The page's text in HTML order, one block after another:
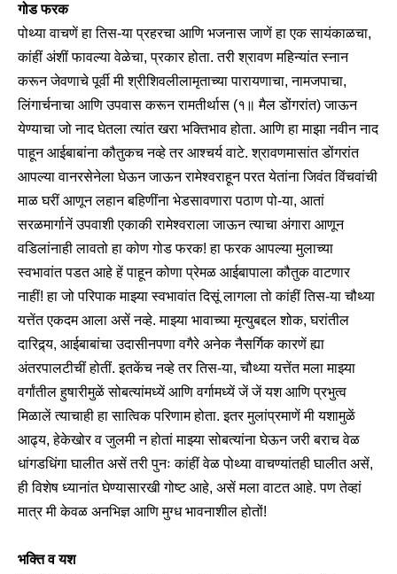
गोड फरक
पोथ्या वाचणें हा तिस-या प्रहरचा आणि भजनास जाणें हा एक सायंकाळचा,
कांहीं अंशीं फावल्या वेळेचा, प्रकार होता. तरी श्रावण महिन्यांत स्नान
करून जेवणाचे पूर्वी मी श्रीशिवलीलामृताच्या पारायणाचा, नामजपाचा,
लिंगार्चनाचा आणि उपवास करून रामतीर्थास (१॥ मैल डोंगरांत) जाऊन
येण्याचा जो नाद घेतला त्यांत खरा भक्तिभाव होता. आणि हा माझा नवीन नाद
पाहून आईबाबांना कौतुकच नव्हे तर आश्चर्य वाटे. श्रावणमासांत डोंगरांत
आपल्या वानरसेनेला घेऊन जाऊन रामेश्वराहून परत येतांना जिवंत विंचवांची
माळ घरीं आणून लहान बहिणींना भेडसावणारा पठाण पो-या, आतां
सरळमार्गानें उपवाशी एकाकी रामेश्वराला जाऊन त्याचा अंगारा आणून
वडिलांनाही लावतो हा कोण गोड फरक! हा फरक आपल्या मुलाच्या
स्वभावांत पडत आहे हें पाहून कोणा प्रेमळ आईबापाला कौतुक वाटणार
नाहीं!हा जो परिपाक माझ्या स्वभावांत दिसूं लागला तो कांहीं तिस-या चौथ्या
यत्तेंत एकदम आला असें नव्हे. माझ्या भावाच्या मृत्युबद्दल शोक, घरांतील
दारिद्र्य, आईबाबांचा उदासीनपणा वगैरे अनेक नैसर्गिक कारणें ह्या
अंतरपालटीचीं होतीं. इतकेंच नव्हे तर तिस-या, चौथ्या यत्तेंत मला माझ्या
वर्गांतील हुषारीमुळें सोबत्यांमध्यें आणि वर्गामध्यें जें जें यश आणि प्रभुत्व
मिळालें त्याचाही हा सात्विक परिणाम होता. इतर मुलांप्रमाणें मी यशामुळें
आढ्य, हेकेखोर व जुलमी न होतां माझ्या सोबत्यांना घेऊन जरी बराच वेळ
धांगडधिंगा घालीत असें तरी पुनः कांहीं वेळ पोथ्या वाचण्यांतही घालीत असें,
ही विशेष ध्यानांत घेण्यासारखी गोष्ट आहे, असें मला वाटत आहे. पण तेव्हां
मात्र मी केवळ अनभिज्ञ आणि मुग्ध भावनाशील होतों!
भक्ति व यश